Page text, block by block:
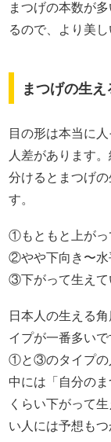
まつげの本数が
るので、より美し
まつげの生
目の形は本当に
人差があります
分けるとまつげ
す。
①もともと上がっ
②やや下向き〜水
③下がって生えて
日本人の生える
イプが一番多い
①と③のタイプの
中には「自分の
くらい下がって
い人には予想もつ